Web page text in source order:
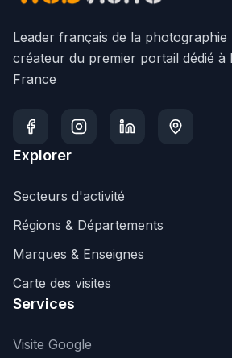
Leader français de la
créateur du premier portail dédié à
France
Explorer
Secteurs d'activité
Régions & Départements
Marques & Enseignes
Carte des visites
Services
Visite Google